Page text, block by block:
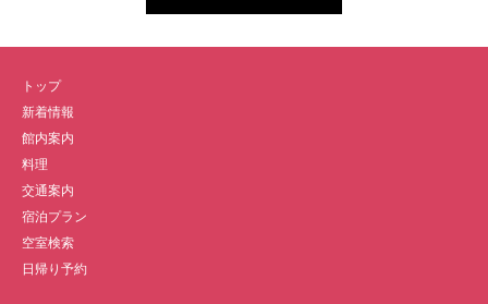
トップ
新着情報
館内案内
料理
交通案内
宿泊プラン
空室検索
日帰り予約